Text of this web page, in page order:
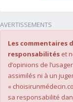
AVERTISSEMENTS
Les commentaires
responsabilités et
d’opinions de
assimilés ni à un
«
sa responsabilité